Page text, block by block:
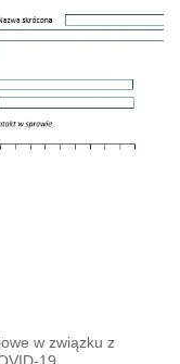
w związku z